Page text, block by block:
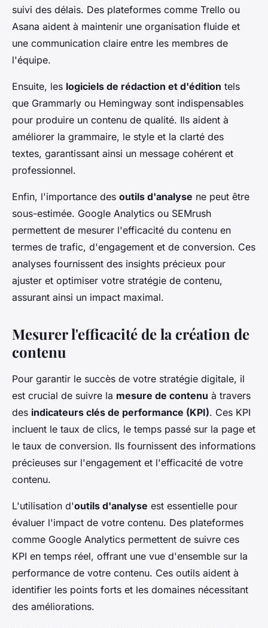
suivi des délais. Des plateformes comme Trello ou
Asana aident à maintenir une organisation fluide et
une communication claire entre les membres de
l'équipe.
Ensuite, les logiciels de rédaction et d'édition tels
que Grammarly ou Hemingway sont indispensables
pour produire un contenu de qualité. Ils aident à
améliorer la grammaire, le style et la clarté des
textes, garantissant ainsi un message cohérent et
professionnel.
Enfin, l'importance des outils d'analyse ne peut être
sous-estimée. Google Analytics ou SEMrush
permettent de mesurer l'efficacité du contenu en
termes de trafic, d'engagement et de conversion. Ces
analyses fournissent des insights précieux pour
ajuster et optimiser votre stratégie de contenu,
assurant ainsi un impact maximal.
Mesurer l'efficacité de la création de
contenu
Pour garantir le succès de votre stratégie digitale, il
est crucial de suivre la mesure de contenu à travers
des indicateurs clés de performance (KPI). Ces KPI
incluent le taux de clics, le temps passé sur la page et
le taux de conversion. Ils fournissent des informations
précieuses sur l'engagement et l'efficacité de votre
contenu.
L'utilisation d'outils d'analyse est essentielle pour
évaluer l'impact de votre contenu. Des plateformes
comme Google Analytics permettent de suivre ces
KPI en temps réel, offrant une vue d'ensemble sur la
performance de votre contenu. Ces outils aident à
identifier les points forts et les domaines nécessitant
des améliorations.